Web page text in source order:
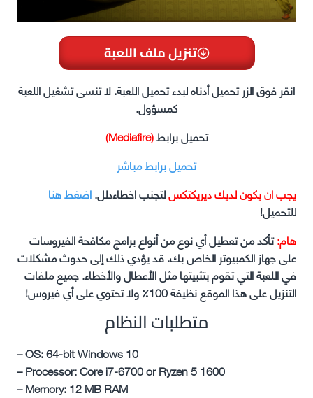
تنزيل ملف اللعبة
انقر فوق الزر تحميل أدناه لبدء تحميل اللعبة. لا تنسى تشغيل اللعبة
كمسؤول.
تحميل برابط(Mediafire)
تحميل برابط مباشر
يجب ان يكون لديك ديريكتكسلتجنب اخطاءدلل.اضغط هنا
للتحميل!
هام:تأكد من تعطيل أي نوع من أنواع برامج مكافحة الفيروسات
على جهاز الكمبيوتر الخاص بك. قد يؤدي ذلك إلى حدوث مشكلات
في اللعبة التي تقوم بتثبيتها مثل الأعطال والأخطاء. جميع ملفات
التنزيل على هذا الموقع نظيفة 100٪ ولا تحتوي على أي فيروس!
متطلبات النظام
– OS: 64-bit Windows 10
– Processor: Core i7-6700 or Ryzen 5 1600
– Memory: 12 MB RAM